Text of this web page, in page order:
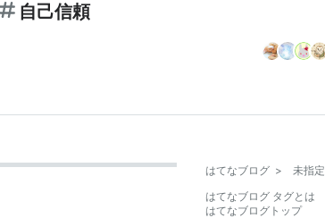
自己信頼
はてなブログ > 未指定
はてなブログ タグとは
はてなブログトップ